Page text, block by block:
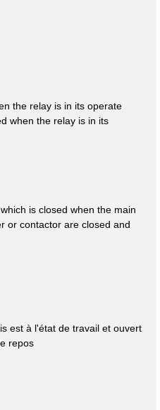
the relay is in its operate
when the relay is in its
is closed when the main
or contactor are closed and
est à l'état de travail et ouvert
repos